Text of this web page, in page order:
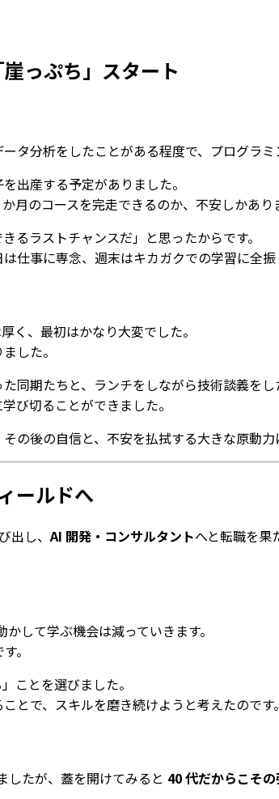
っぷち」スタート
タ分析をしたことがある程度で、プログラミ
出産する予定がありました。
月のコースを完走できるのか、不安しかあり
るラストチャンスだ」と思ったからです。
仕事に専念、週末はキカガクでの学習に全
く、最初はかなり大変でした。
した。
同期たちと、ランチをしながら技術談義を
び切ることができました。
の後の自信と、不安を払拭する大きな原動力
ールドへ
出し、AI 開発・コンサルタントへと転職を果
して学ぶ機会は減っていきます。
。
ことを選びました。
とで、スキルを磨き続けようと考えたのです。
したが、蓋を開けてみると 40 代だからこそ